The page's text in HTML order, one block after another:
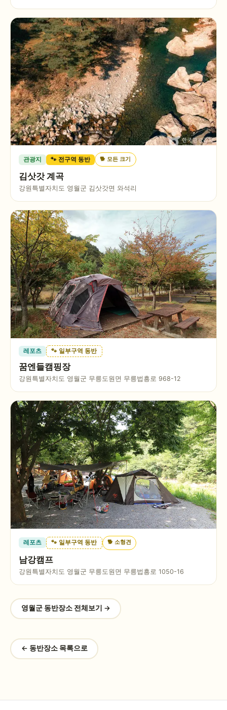
관광지 🐾 전구역 동반 🐕 모든 크기
김삿갓 계곡
강원특별자치도 영월군 김삿갓면 와석리
레포츠 🐾 일부구역 동반
꿈엔들캠핑장
강원특별자치도 영월군 무릉도원면 무릉법흥로 968-12
레포츠 🐾 일부구역 동반 🐕 소형견
남강캠프
강원특별자치도 영월군 무릉도원면 무릉법흥로 1050-16
영월군동반장소 전체보기 →
← 동반장소 목록으로